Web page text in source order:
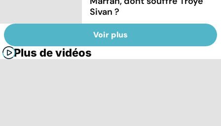
Sivan ?
Voir plus
Plus de vidéos